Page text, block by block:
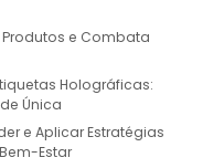
Produtos e Combata
Holográficas:
Única
e Aplicar Estratégias
Estar